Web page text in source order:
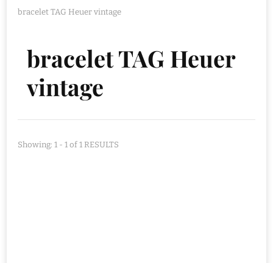
bracelet TAG Heuer vintage
bracelet TAG Heuer
vintage
Showing: 1 - 1 of 1 RESULTS